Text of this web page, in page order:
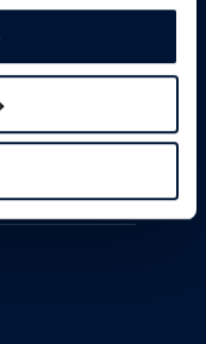
Slovakia